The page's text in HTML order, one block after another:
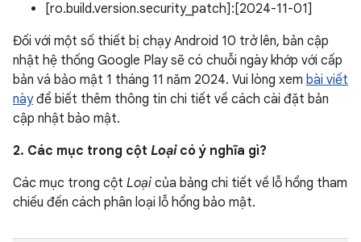
[ro.build.version.security_patch]:[2024-11-01]
Đối với một số thiết bị chạy Android 10 trở lên, bản cập
nhật hệ thống Google Play sẽ có chuỗi ngày khớp với cấp
bản vá bảo mật 1 tháng 11 năm 2024. Vui lòng xem bài viết
nàyđể biết thêm thông tin chi tiết về cách cài đặt bản
cập nhật bảo mật.
2. Các mục trong cột Loạicó ý nghĩa gì?
Các mục trong cột Loại của bảng chi tiết về lỗ hổng tham
chiếu đến cách phân loại lỗ hổng bảo mật.